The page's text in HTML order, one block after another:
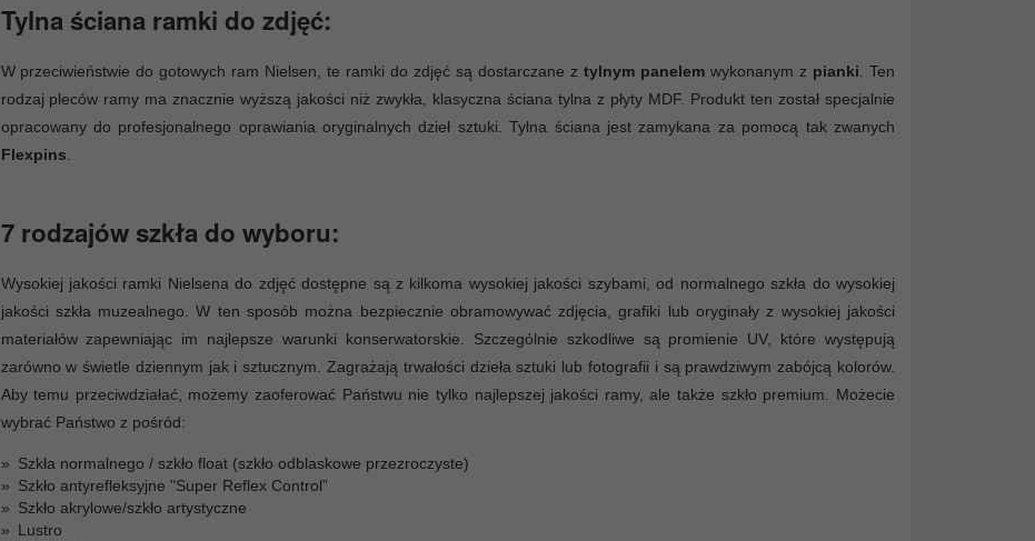
Tylna ściana ramki do zdjęć:
W przeciwieństwie do gotowych ram Nielsen, te ramki do zdjęć są dostarczane ztylnym panelem wykonanym z pianki . Ten
rodzaj pleców ramy ma znacznie wyższą jakości niż zwykła, klasyczna ściana tylna z płyty MDF. Produkt ten został specjalnie
opracowany do profesjonalnego oprawiania oryginalnych dzieł sztuki. Tylna ściana jest zamykana za pomocą tak zwanych
Flexpins
7 rodzajów szkła do wyboru:
Wysokiej jakości ramki Nielsena do zdjęć dostępne są z kilkoma wysokiej jakości szybami, od normalnego szkła do wysokiej
jakości szkła muzealnego. W ten sposób można bezpiecznie obramowywać zdjęcia, grafiki lub oryginały z wysokiej jakości
materiałów zapewniając im najlepsze warunki konserwatorskie. Szczególnie szkodliwe są promienie UV, które występują
zarówno w świetle dziennym jak i sztucznym. Zagrażają trwałości dzieła sztuki lub fotografii i są prawdziwym zabójcą kolorów.
Aby temu przeciwdziałać, możemy zaoferować Państwu nie tylko najlepszej jakości ramy, ale także szkło premium. Możecie
wybrać Państwo z pośród:
Szkła normalnego / szkło float (szkło odblaskowe przezroczyste)
Szkło antyrefleksyjne "Super Reflex Control”
Szkło akrylowe/szkło artystyczne
Lustro